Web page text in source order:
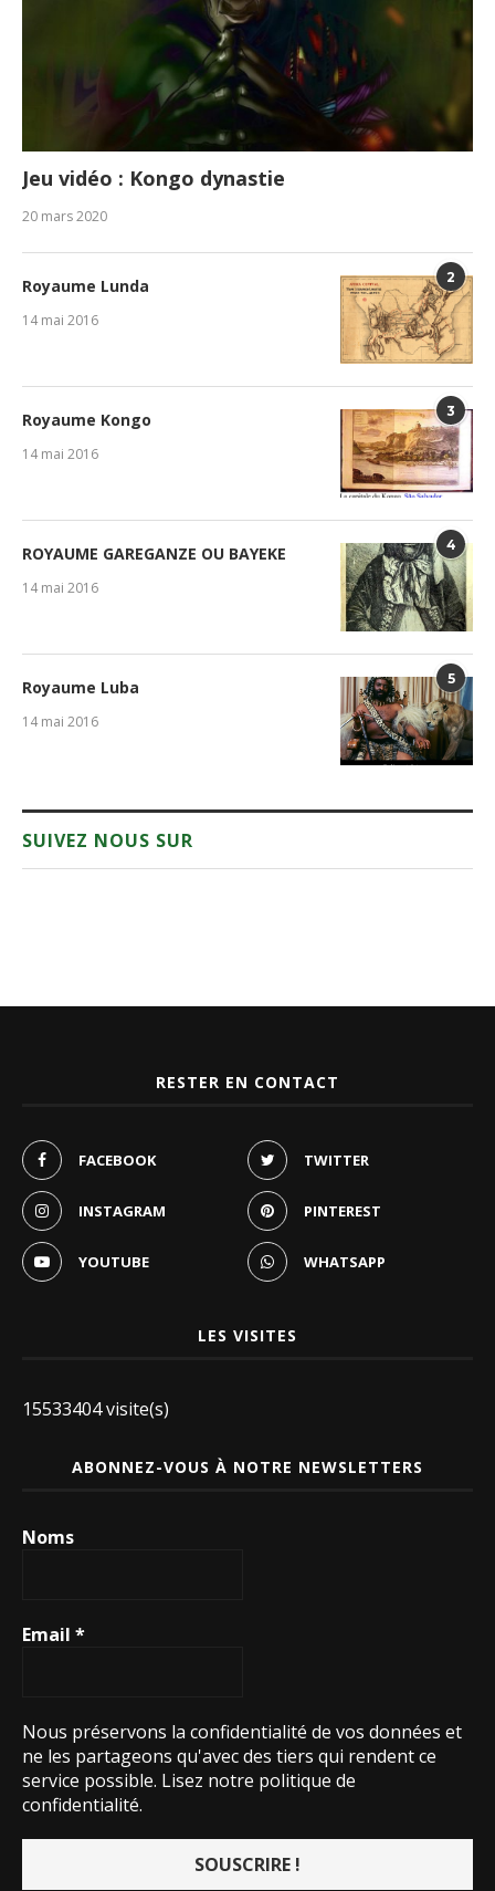
Jeu vidéo : Kongo dynastie
20 mars 2020
2
Royaume Lunda
14 mai 2016
3
Royaume Kongo
14 mai 2016
4
ROYAUME GAREGANZE OU BAYEKE
14 mai 2016
5
Royaume Luba
14 mai 2016
SUIVEZ NOUS SUR
RESTER EN CONTACT
FACEBOOK TWITTER
INSTAGRAM PINTEREST
YOUTUBE WHATSAPP
LES VISITES
15533404 visite(s)
ABONNEZ-VOUS À NOTRE NEWSLETTERS
Noms
Email *
Nous préservons la confidentialité de vos données et
ne les partageons qu'avec des tiers qui rendent ce
service possible. Lisez notre politique de
confidentialité.